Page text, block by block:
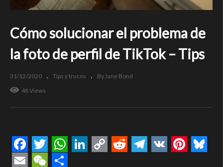
Cómo solucionar el problema de
la foto de perfil de TikTok – Tips
31/12/2020 Tips y trucos
By Jane Bond
48 Views
Facebook
TwitterWhatsApp